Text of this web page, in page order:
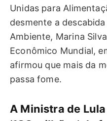
Unidas para
desmente a
Ambiente, Marina
Econômico Mundial,
afirmou que mais da
passa fome.
A Ministra de